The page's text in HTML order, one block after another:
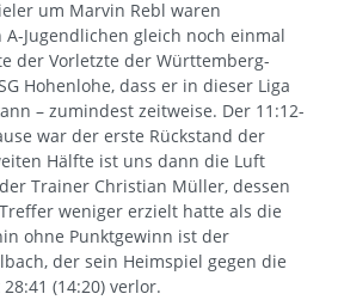
um Marvin Rebl waren
Jugendlichen gleich noch einmal
der Vorletzte der Württemberg-
Hohenlohe, dass er in dieser Liga
– zumindest zeitweise. Der 11:12-
war der erste Rückstand der
Hälfte ist uns dann die Luft
Trainer Christian Müller, dessen
weniger erzielt hatte als die
ohne Punktgewinn ist der
der sein Heimspiel gegen die
(14:20) verlor.